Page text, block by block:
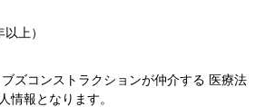
上）
ズコンストラクションが仲介する 医療法
報となります。